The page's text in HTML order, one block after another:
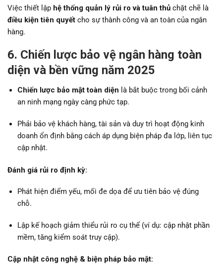
Việc thiết lập hệ thống quản lý rủi ro và tuân thủ chặt chẽ là
điều kiện tiên quyết cho sự thành công và an toàn của ngân
hàng.
6. Chiến lược bảo vệ ngân hàng toàn
diện và bền vững năm 2025
Chiến lược bảo mật toàn diện là bắt buộc trong bối cảnh
an ninh mạng ngày càng phức tạp.
Phải bảo vệ khách hàng, tài sản và duy trì hoạt động kinh
doanh ổn định bằng cách áp dụng biện pháp đa lớp, liên tục
cập nhật.
Đánh giá rủi ro định kỳ:
Phát hiện điểm yếu, mối đe dọa để ưu tiên bảo vệ đúng
chỗ.
Lập kế hoạch giảm thiểu rủi ro cụ thể (ví dụ: cập nhật phần
mềm, tăng kiểm soát truy cập).
Cập nhật công nghệ & biện pháp bảo mật: